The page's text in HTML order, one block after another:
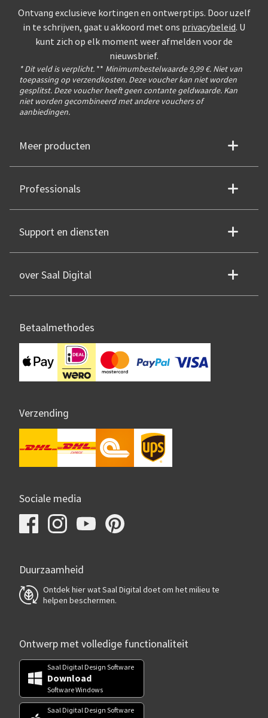
Ontvang exclusieve kortingen en ontwerptips. Door uzelf
in te schrijven, gaat u akkoord met ons privacybeleid. U
kunt zich op elk moment weer afmelden voor de
nieuwsbrief.
* Dit veld is verplicht. ** Minimumbestelwaarde 9,99 €. Niet van
toepassing op verzendkosten. Deze voucher kan niet worden
gesplitst. Deze voucher heeft geen contante geldwaarde. Kan
niet worden gecombineerd met andere vouchers of
aanbiedingen.
Meer producten
Professionals
Support en diensten
over Saal Digital
Betaalmethodes
Verzending
Sociale media
Duurzaamheid
Ontdek hier wat Saal Digital doet om het milieu te
helpen beschermen.
Ontwerp met volledige functionaliteit
Saal Digital Design Software
Download
Software Windows
Saal Digital Design Software